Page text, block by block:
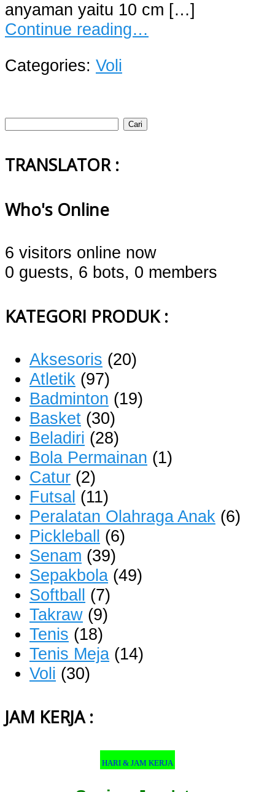
anyaman yaitu 10 cm […]
Continue reading…
Categories: Voli
Cari
TRANSLATOR :
Who's Online
6 visitors online now
0 guests, 6 bots, 0 members
KATEGORI PRODUK :
Aksesoris (20)
Atletik (97)
Badminton (19)
Basket (30)
Beladiri (28)
Bola Permainan (1)
Catur (2)
Futsal (11)
Peralatan Olahraga Anak (6)
Pickleball (6)
Senam (39)
Sepakbola (49)
Softball (7)
Takraw (9)
Tenis (18)
Tenis Meja (14)
Voli (30)
JAM KERJA :
HARI & JAM KERJA